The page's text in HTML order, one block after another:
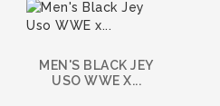
MEN'S BLACK JEY
USO WWE X...